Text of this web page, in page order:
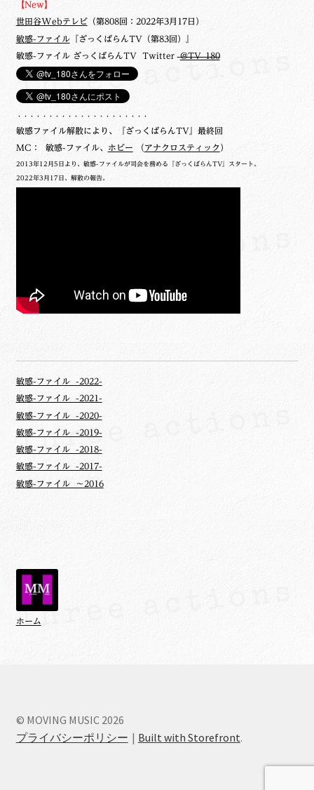
【New】
世田谷Webテレビ （第808回：2022年3月17日）
敏感-ファイル『ざっくばらんTV（第83回）』
敏感-ファイル ざっくばらんTV Twitter @TV_180
・・・・・・・・・・・・・・・・・・・・・
敏感ファイル解散により、『ざっくばらんTV』最終回
MC： 敏感-ファイル、 ホビー （ アナクロスティック ）
2013年12月5日より、敏感-ファイルが司会を務める『ざっくばらんTV』スタート。
2022年3月17日、解散の報告。
敏感-ファイル -2022-
敏感-ファイル -2021-
敏感-ファイル -2020-
敏感-ファイル -2019-
敏感-ファイル -2018-
敏感-ファイル -2017-
敏感-ファイル ～2016
ホーム
© MOVING MUSIC 2026
プライバシーポリシー
Built with Storefront.